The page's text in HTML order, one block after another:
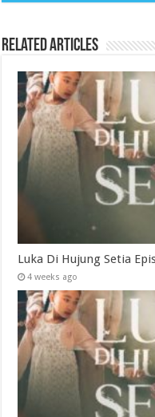
Related Articles
Luka Di Hujung Setia
4 weeks ago